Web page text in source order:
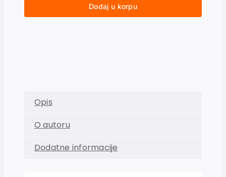
Dodaj u korpu
Opis
O autoru
Dodatne informacije